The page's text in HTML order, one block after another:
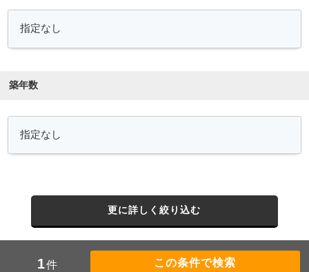
築年数
更に詳しく絞り込む
1件